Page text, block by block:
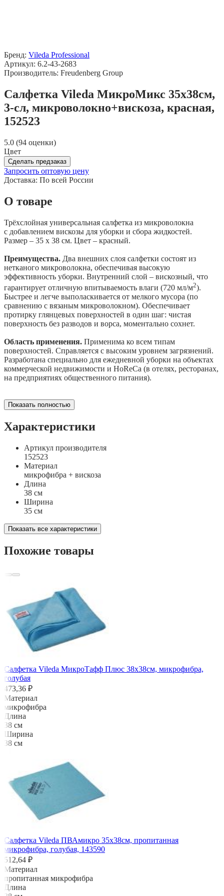
Бренд: Vileda Professional
Артикул: 6.2-43-2683
Производитель: Freudenberg Group
Салфетка Vileda МикроМикс 35х38см,
3-сл, микроволокно+вискоза, красная,
152523
5.0 (94 оценки)
Цвет
Сделать предзаказ
Запросить оптовую цену
Доставка: По всей России
О товаре
Трёхслойная универсальная салфетка из микроволокна
c добавлением вискозы для уборки и сбора жидкостей.
Размер – 35 х 38 см. Цвет – красный.
Преимущества. Два внешних слоя салфетки состоят из
нетканого микроволокна, обеспечивая высокую
эффективность уборки. Внутренний слой – вискозный, что
гарантирует отличную впитываемость влаги (720 мл/м2).
Быстрее и легче выполаскивается от мелкого мусора (по
сравнению с вязаным микроволокном). Обеспечивает
протирку глянцевых поверхностей в один шаг: чистая
поверхность без разводов и ворса, моментально сохнет.
Область применения. Применима ко всем типам
поверхностей. Справляется с высоким уровнем загрязнений.
Разработана специально для ежедневной уборки на объектах
коммерческой недвижимости и HoReCa (в отелях, ресторанах,
на предприятиях общественного питания).
Показать полностью
Характеристики
Артикул производителя
152523
Материал
микрофибра + вискоза
Длина
38 см
Ширина
35 см
Показать все характеристики
Похожие товары
Салфетка Vileda МикроТафф Плюс 38х38см, микрофибра,
голубая
473,36 ₽
Материал
микрофибра
Длина
38 см
Ширина
38 см
Салфетка Vileda ПВАмикро 35х38см, пропитанная
микрофибра, голубая, 143590
512,64 ₽
Материал
пропитанная микрофибра
Длина